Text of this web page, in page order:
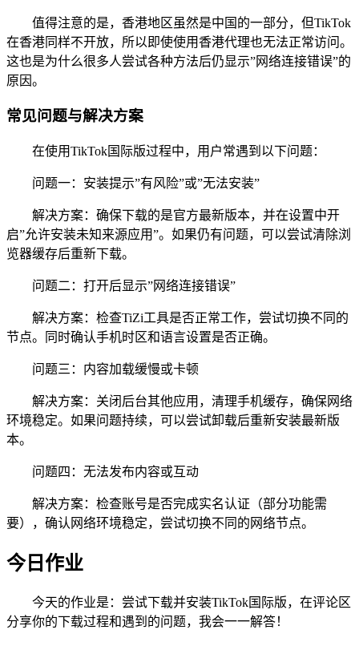
值得注意的是，香港地区虽然是中国的一部分，但TikTok
在香港同样不开放，所以即使使用香港代理也无法正常访问。
这也是为什么很多人尝试各种方法后仍显示”网络连接错误”的
原因。
常见问题与解决方案
在使用TikTok国际版过程中，用户常遇到以下问题：
问题一：安装提示”有风险”或”无法安装”
解决方案：确保下载的是官方最新版本，并在设置中开
启”允许安装未知来源应用”。如果仍有问题，可以尝试清除浏
览器缓存后重新下载。
问题二：打开后显示”网络连接错误”
解决方案：检查TiZi工具是否正常工作，尝试切换不同的
节点。同时确认手机时区和语言设置是否正确。
问题三：内容加载缓慢或卡顿
解决方案：关闭后台其他应用，清理手机缓存，确保网络
环境稳定。如果问题持续，可以尝试卸载后重新安装最新版
本。
问题四：无法发布内容或互动
解决方案：检查账号是否完成实名认证（部分功能需
要），确认网络环境稳定，尝试切换不同的网络节点。
今日作业
今天的作业是：尝试下载并安装TikTok国际版，在评论区
分享你的下载过程和遇到的问题，我会一一解答！